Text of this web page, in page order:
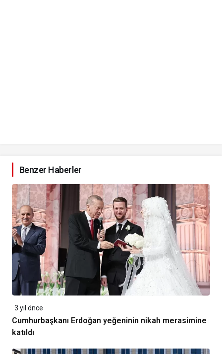
Benzer Haberler
3 yıl önce
Cumhurbaşkanı Erdoğan yeğeninin nikah merasimine
katıldı